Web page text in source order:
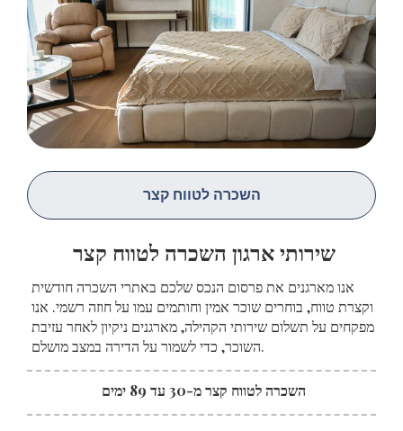
השכרה לטווח קצר
שירותי ארגון השכרה לטווח קצר
אנו מארגנים את פרסום הנכס שלכם באתרי השכרה חודשית
וקצרת טווח, בוחרים שוכר אמין וחותמים עמו על חוזה רשמי. אנו
מפקחים על תשלום שירותי הקהילה, מארגנים ניקיון לאחר עזיבת
השוכר, כדי לשמור על הדירה במצב מושלם.
השכרה לטווח קצר מ-30 עד 89 ימים